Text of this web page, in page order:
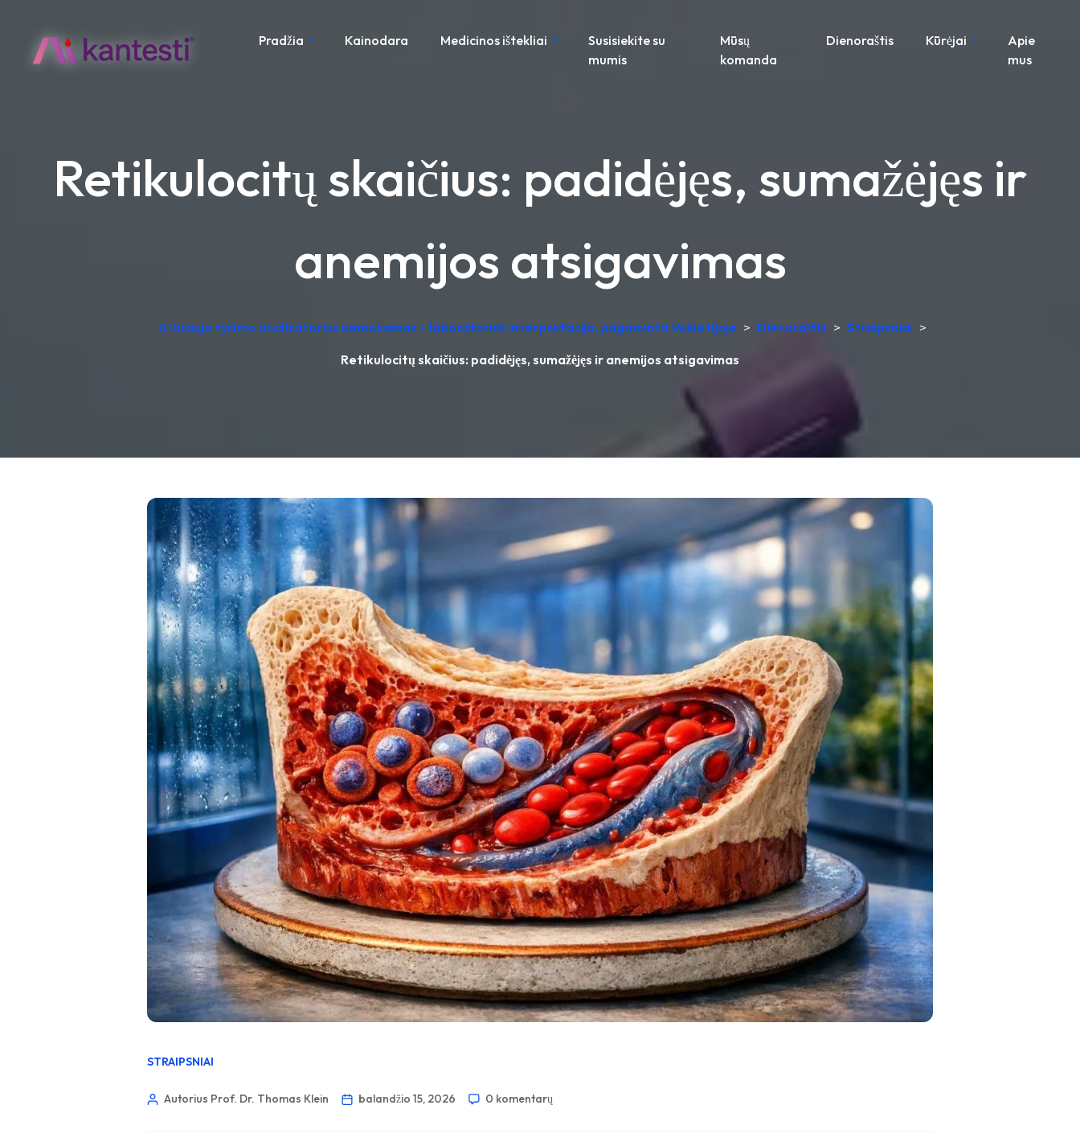
Pradžia Kainodara Medicinos ištekliai
Susisiekite su
mumis
Mūsų
komanda
Dienoraštis Kūrėjai
Apie
mus
Retikulocitų skaičius: padidėjęs, sumažėjęs ir
anemijos atsigavimas
AI kraujo tyrimo analizatorius nemokamas – laboratorinė interpretacija, pagaminta Vokietijoje > Dienoraštis > Straipsniai >
Retikulocitų skaičius: padidėjęs, sumažėjęs ir anemijos atsigavimas
STRAIPSNIAI
Autorius Prof. Dr. Thomas Klein balandžio 15, 2026 0 komentarų